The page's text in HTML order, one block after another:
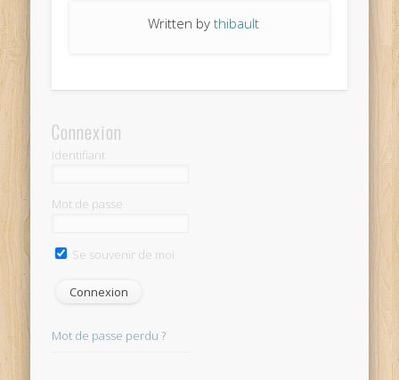
Written bythibault
Connexion
Identifiant
Mot de passe
Se souvenir de moi
Mot de passe perdu ?